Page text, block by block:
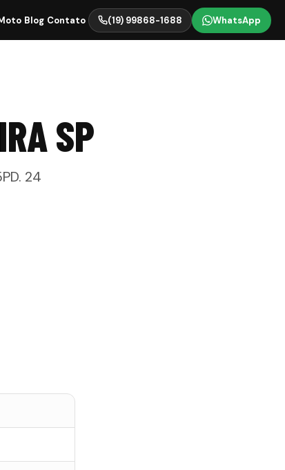
Blog Contato (19) 99868-1688 WhatsApp
SP
. 24